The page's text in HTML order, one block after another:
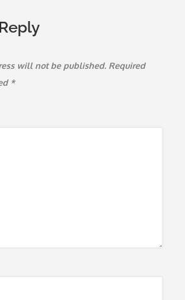
will not be published. Required
*